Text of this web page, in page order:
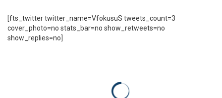
[fts_twitter twitter_name=VfokusuS tweets_count=3
cover_photo=no stats_bar=no show_retweets=no
show_replies=no]